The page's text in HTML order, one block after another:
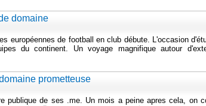
domaine
européennes de football en club débute. L'occasion
du continent. Un voyage magnifique autour
prometteuse
publique de ses .me. Un mois a peine apres cela, on